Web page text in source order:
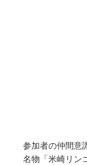
参加者の仲間意
名物「米崎リン